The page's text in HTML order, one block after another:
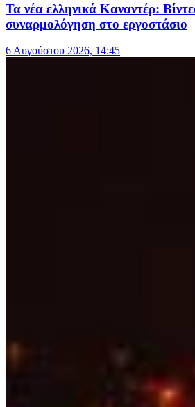
Τα νέα ελληνικά Καναντέρ:
συναρμολόγηση στο εργοστάσιο
6 Αυγούστου 2026, 14:45